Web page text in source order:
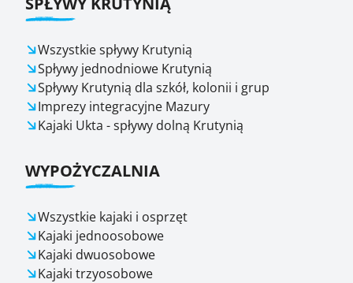
Wszystkie spływy Krutynią
Spływy jednodniowe Krutynią
Spływy Krutynią dla szkół, kolonii i grup
Imprezy integracyjne Mazury
Kajaki Ukta - spływy dolną Krutynią
WYPOŻYCZALNIA
Wszystkie kajaki i osprzęt
Kajaki jednoosobowe
Kajaki dwuosobowe
Kajaki trzyosobowe